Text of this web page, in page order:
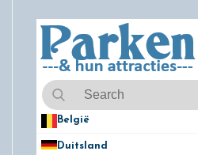
België
Duitsland